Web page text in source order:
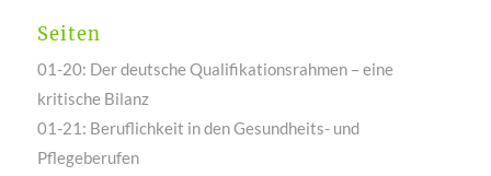
Seiten
01-20: Der deutsche Qualifikationsrahmen – eine
kritische Bilanz
01-21: Beruflichkeit in den Gesundheits- und
Pflegeberufen